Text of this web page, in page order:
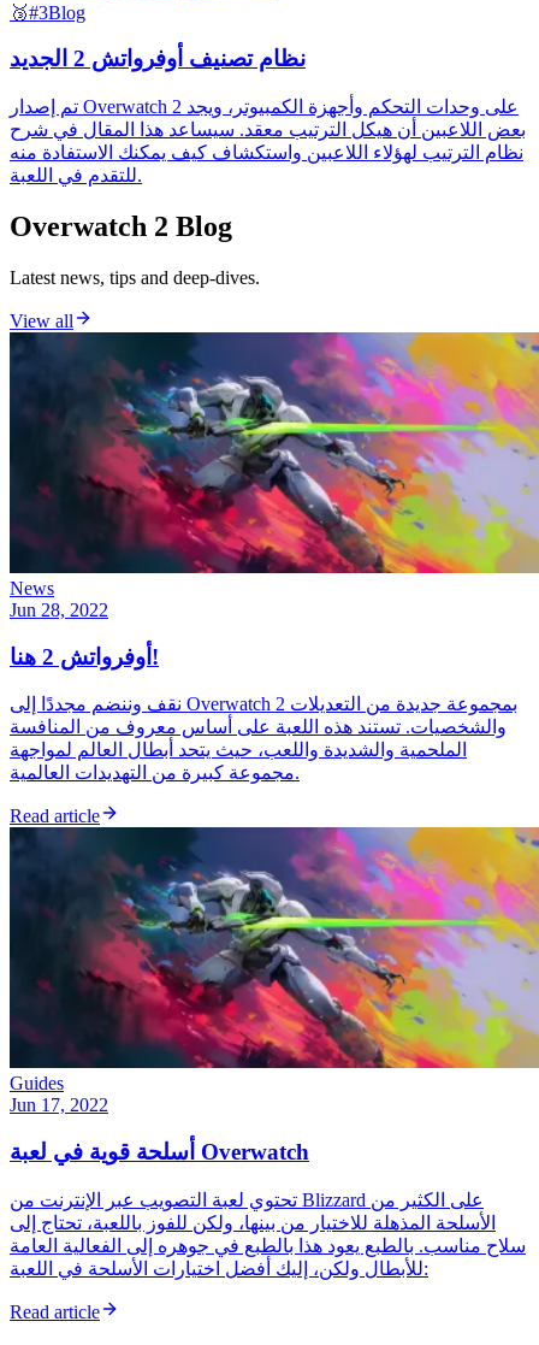
🥉#3Blog
نظام تصنيف أوفرواتش 2 الجديد
تم إصدار Overwatch 2 على وحدات التحكم وأجهزة الكمبيوتر، ويجد
بعض اللاعبين أن هيكل الترتيب معقد. سيساعد هذا المقال في شرح
نظام الترتيب لهؤلاء اللاعبين واستكشاف كيف يمكنك الاستفادة منه
للتقدم في اللعبة.
Overwatch 2 Blog
Latest news, tips and deep-dives.
View all
News
Jun 28, 2022
أوفرواتش 2 هنا!
نقف وننضم مجددًا إلى Overwatch 2 بمجموعة جديدة من التعديلات
والشخصيات. تستند هذه اللعبة على أساس معروف من المنافسة
الملحمية والشديدة واللعب، حيث يتحد أبطال العالم لمواجهة
مجموعة كبيرة من التهديدات العالمية.
Read article
Guides
Jun 17, 2022
أسلحة قوية في لعبة Overwatch
تحتوي لعبة التصويب عبر الإنترنت من Blizzard على الكثير من
الأسلحة المذهلة للاختيار من بينها، ولكن للفوز باللعبة، تحتاج إلى
سلاح مناسب. بالطبع يعود هذا بالطبع في جوهره إلى الفعالية العامة
للأبطال ولكن، إليك أفضل اختيارات الأسلحة في اللعبة:
Read article